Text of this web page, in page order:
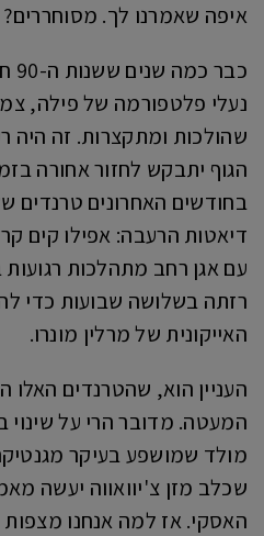
איפה שאמרנו לך. מסוחררים?
נעלי פלטפורמה של פילה,
שהולכות ומתקצרות. זה היה
הגוף יתבקש לחזור אחורה
בחודשים האחרונים
דיאטות הרעבה: אפילו קים
עם אגן רחב מתהלכות
רזתה בשלושה שבועות כדי
האייקונית של מרלין מונרו.
העניין הוא, שהטרנדים האלו
המעטה. מדובר הרי על
מולד שמושפע בעיקר
שכלב מזן צ'יוואווה יעשה
האסקי. אז למה אנחנו